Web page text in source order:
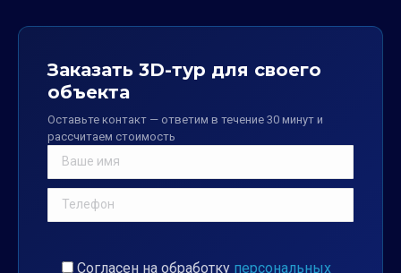
Заказать 3D-тур для своего
объекта
Оставьте контакт — ответим в течение 30 минут и
рассчитаем стоимость
Согласен на обработку персональных